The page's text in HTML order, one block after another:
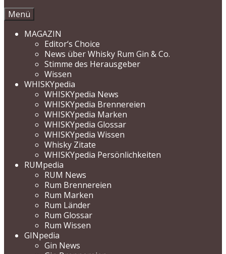
Menü
MAGAZIN
Editor‘s Choice
News über Whisky Rum Gin & Co.
Stimme des Herausgeber
Wissen
WHISKYpedia
WHISKYpedia News
WHISKYpedia Brennereien
WHISKYpedia Marken
WHISKYpedia Glossar
WHISKYpedia Wissen
Whisky Zitate
WHISKYpedia Persönlichkeiten
RUMpedia
RUM News
Rum Brennereien
Rum Marken
Rum Länder
Rum Glossar
Rum Wissen
GINpedia
Gin News